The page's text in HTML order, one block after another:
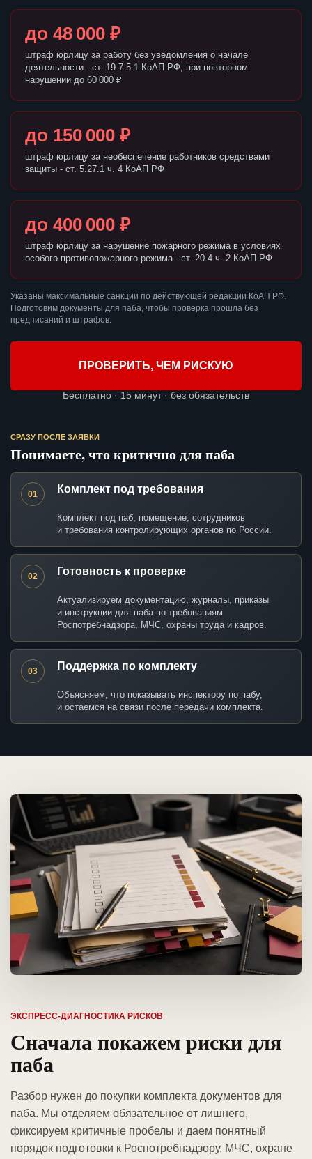
до 48 000 ₽
штраф юрлицу за работу без уведомления о начале
деятельности - ст. 19.7.5-1 КоАП РФ, при повторном
нарушении до 60 000 ₽
до 150 000 ₽
штраф юрлицу за необеспечение работников средствами
защиты - ст. 5.27.1 ч. 4 КоАП РФ
до 400 000 ₽
штраф юрлицу за нарушение пожарного режима в условиях
особого противопожарного режима - ст. 20.4 ч. 2 КоАП РФ
Указаны максимальные санкции по действующей редакции КоАП РФ.
Подготовим документы для паба, чтобы проверка прошла без
предписаний и штрафов.
ПРОВЕРИТЬ, ЧЕМ РИСКУЮ
Бесплатно · 15 минут · без обязательств
СРАЗУ ПОСЛЕ ЗАЯВКИ
Понимаете, что критично для паба
01 Комплект под требования
Комплект под паб, помещение, сотрудников
и требования контролирующих органов по России.
02 Готовность к проверке
Актуализируем документацию, журналы, приказы
и инструкции для паба по требованиям
Роспотребнадзора, МЧС, охраны труда и кадров.
03 Поддержка по комплекту
Объясняем, что показывать инспектору по пабу,
и остаемся на связи после передачи комплекта.
ЭКСПРЕСС-ДИАГНОСТИКА РИСКОВ
Сначала покажем риски для
паба
Разбор нужен до покупки комплекта документов для
паба. Мы отделяем обязательное от лишнего,
фиксируем критичные пробелы и даем понятный
порядок подготовки к Роспотребнадзору, МЧС, охране